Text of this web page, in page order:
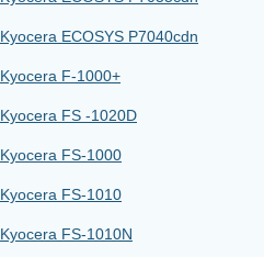
Kyocera ECOSYS P7040cdn
Kyocera F-1000+
Kyocera FS -1020D
Kyocera FS-1000
Kyocera FS-1010
Kyocera FS-1010N